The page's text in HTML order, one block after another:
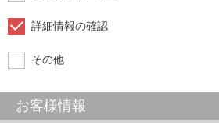
詳細情報の確認
その他
お客様情報